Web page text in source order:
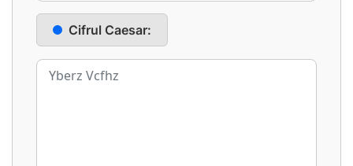
Cifrul Caesar: